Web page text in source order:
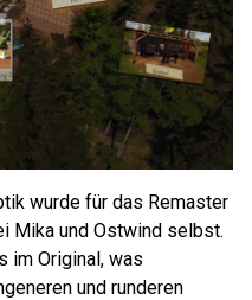
wurde für das Remaster
Mika und Ostwind selbst.
im Original, was
und runderen